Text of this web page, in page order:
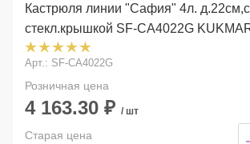
Кастрюля линии "Сафия" 4л.
стекл.крышкой SF-CA4022G
Арт.: SF-CA4022G
Розничная цена
4 163.30 ₽ / шт
Старая цена